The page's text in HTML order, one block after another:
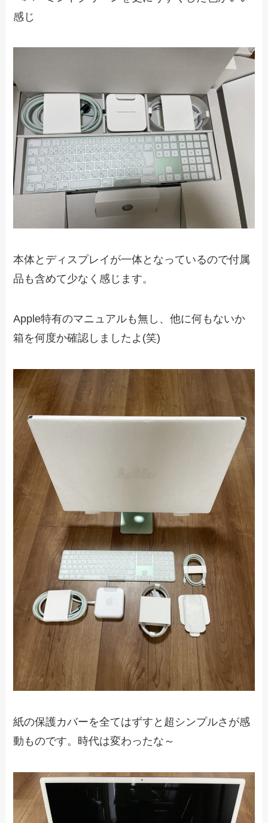
感じ
本体とディスプレイが一体となっているので付属
品も含めて少なく感じます。
Apple特有のマニュアルも無し、他に何もないか
箱を何度か確認しましたよ(笑)
紙の保護カバーを全てはずすと超シンプルさが感
動ものです。時代は変わったな～